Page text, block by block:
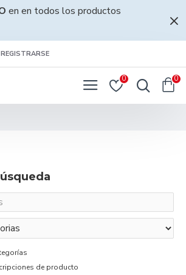
en en todos los productos
REGISTRARSE
0 0
de producto